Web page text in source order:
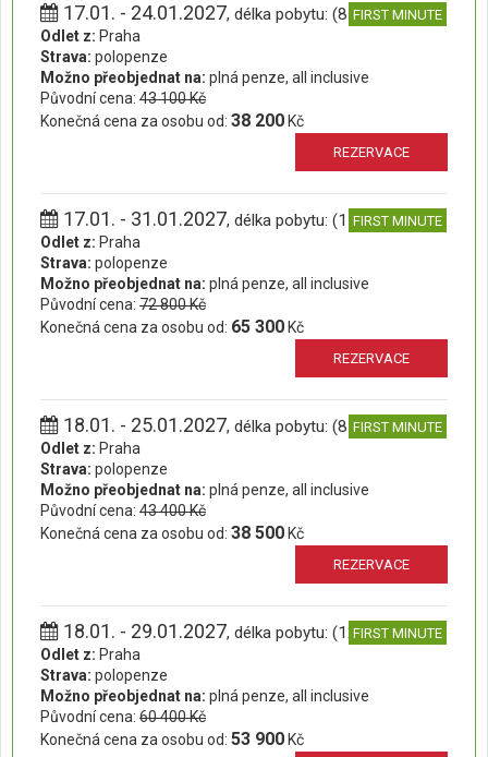
17.01. - 24.01.2027, délka pobytu: (8 dní)FIRST MINUTE
Odlet z: Praha
Strava: polopenze
Možno přeobjednat na: plná penze, all inclusive
Původní cena: 43 100 Kč
Konečná cena za osobu od: 38 200 Kč
REZERVACE
17.01. - 31.01.2027, délka pobytu: (15 dní)FIRST MINUTE
Odlet z: Praha
Strava: polopenze
Možno přeobjednat na: plná penze, all inclusive
Původní cena: 72 800 Kč
Konečná cena za osobu od: 65 300 Kč
REZERVACE
18.01. - 25.01.2027, délka pobytu: (8 dní)FIRST MINUTE
Odlet z: Praha
Strava: polopenze
Možno přeobjednat na: plná penze, all inclusive
Původní cena: 43 400 Kč
Konečná cena za osobu od: 38 500 Kč
REZERVACE
18.01. - 29.01.2027, délka pobytu: (12 dní)FIRST MINUTE
Odlet z: Praha
Strava: polopenze
Možno přeobjednat na: plná penze, all inclusive
Původní cena: 60 400 Kč
Konečná cena za osobu od: 53 900 Kč